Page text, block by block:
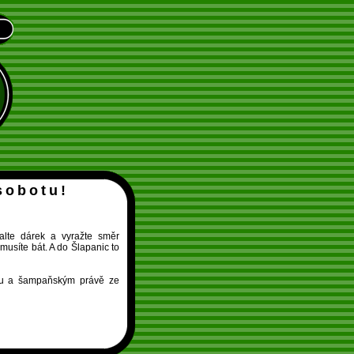
dárek a vyražte směr
bát. A do Šlapanic to
a šampaňským právě ze